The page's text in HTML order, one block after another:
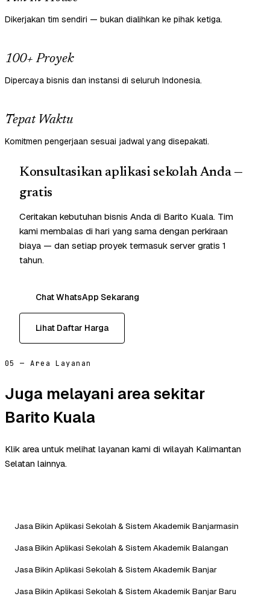
Dikerjakan tim sendiri — bukan dialihkan ke pihak ketiga.
100+ Proyek
Dipercaya bisnis dan instansi di seluruh Indonesia.
Tepat Waktu
Komitmen pengerjaan sesuai jadwal yang disepakati.
Konsultasikan aplikasi sekolah Anda —
gratis
Ceritakan kebutuhan bisnis Anda di Barito Kuala. Tim
kami membalas di hari yang sama dengan perkiraan
biaya — dan setiap proyek termasuk server gratis 1
tahun.
Chat WhatsApp Sekarang
Lihat Daftar Harga
05 — Area Layanan
Juga melayani area sekitar
Barito Kuala
Klik area untuk melihat layanan kami di wilayah Kalimantan
Selatan lainnya.
Jasa Bikin Aplikasi Sekolah & Sistem Akademik Banjarmasin
Jasa Bikin Aplikasi Sekolah & Sistem Akademik Balangan
Jasa Bikin Aplikasi Sekolah & Sistem Akademik Banjar
Jasa Bikin Aplikasi Sekolah & Sistem Akademik Banjar Baru